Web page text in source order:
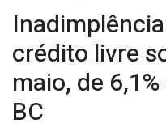
crédito livre
maio, de
BC